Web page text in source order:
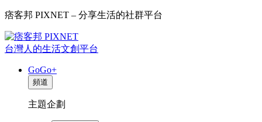
痞客邦 PIXNET – 分享生活的社群平台
台灣人的生活文創平台
GoGo+
頻道
主題企劃